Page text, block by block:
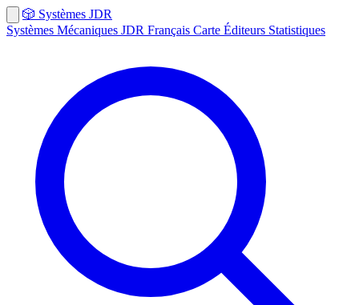
🎲 Systèmes JDR
Systèmes Mécaniques JDR Français Carte Éditeurs Statistiques